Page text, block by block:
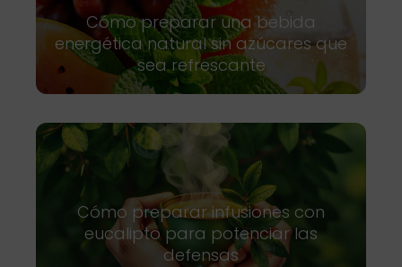
Cómo preparar una bebida
energética natural sin azúcares que
sea refrescante
Cómo preparar infusiones con
eucalipto para potenciar las
defensas